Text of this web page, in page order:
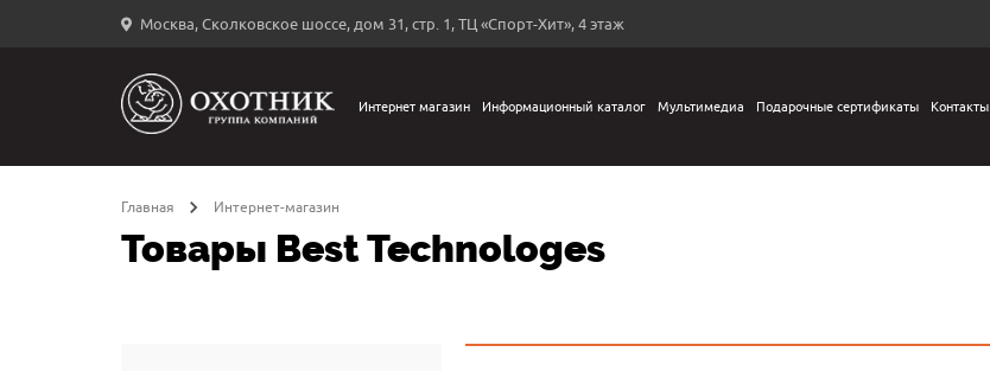
Москва, Сколковское шоссе, дом 31, стр. 1, ТЦ «Спорт-Хит», 4 этаж
←
Интернет магазин Информационный каталог Мультимедиа Подарочные сертификаты Контакты
Главная Интернет-магазин
Товары Best Technologes